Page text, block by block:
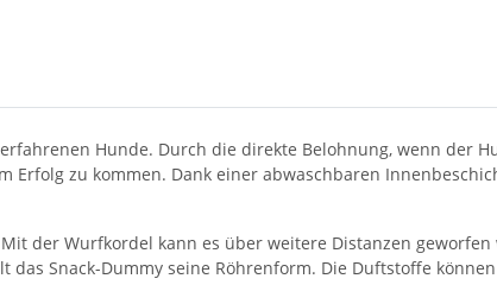
Hunde. Durch die direkte Belohnung, wenn der
zu kommen. Dank einer abwaschbaren
der Wurfkordel kann es über weitere Distanzen
Snack-Dummy seine Röhrenform. Die Duftstoffe